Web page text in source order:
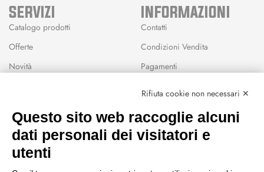
SERVIZI
Catalogo prodotti
Offerte
Novità
Wishlist
INFORMAZIONI
Contatti
Condizioni Vendita
Pagamenti
CEP GREEN
Rifiuta cookie non necessari ✕
Questo sito web raccoglie alcuni
dati personali dei visitatori e
utenti